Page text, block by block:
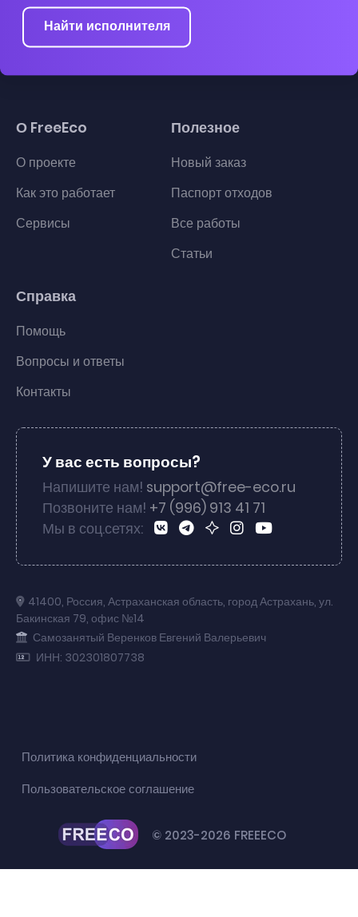
Найти исполнителя
О FreeEco
О проекте
Как это работает
Сервисы
Полезное
Новый заказ
Паспорт отходов
Все работы
Статьи
Справка
Помощь
Вопросы и ответы
Контакты
У вас есть вопросы?
Напишите нам! support@free-eco.ru
Позвоните нам! +7 (996) 913 41 71
Мы в соц.сетях:
41400, Россия, Астраханская область, город Астрахань, ул.
Бакинская 79, офис №14
Самозанятый Веренков Евгений Валерьевич
ИНН: 302301807738
© 2023-2026 FREEECO
Политика конфиденциальности
Пользовательское соглашение